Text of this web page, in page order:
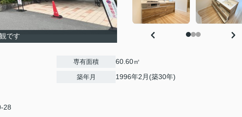
です
28
専有面積 60.60㎡
築年月 1996年2月(築30年)